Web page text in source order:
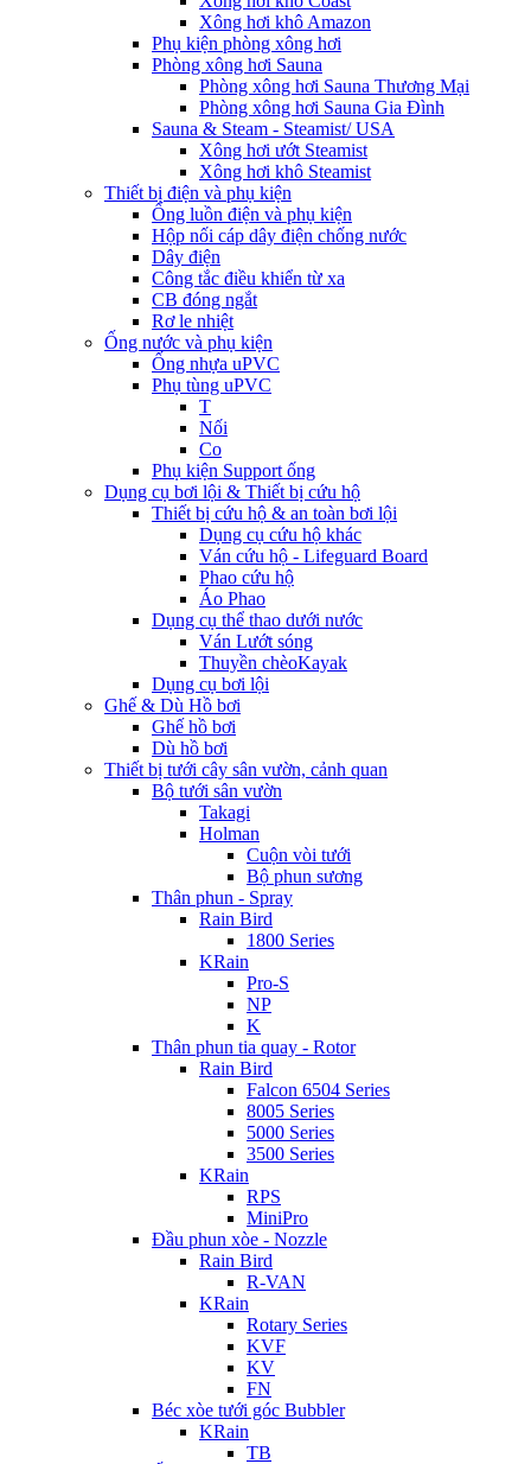
Xông hơi khô Amazon
Phụ kiện phòng xông hơi
Phòng xông hơi Sauna
Phòng xông hơi Sauna Thương Mại
Phòng xông hơi Sauna Gia Đình
Sauna & Steam - Steamist/ USA
Xông hơi ướt Steamist
Xông hơi khô Steamist
Thiết bị điện và phụ kiện
Ống luồn điện và phụ kiện
Hộp nối cáp dây điện chống nước
Dây điện
Công tắc điều khiển từ xa
CB đóng ngắt
Rơ le nhiệt
Ống nước và phụ kiện
Ống nhựa uPVC
Phụ tùng uPVC
T
Nối
Co
Phụ kiện Support ống
Dụng cụ bơi lội & Thiết bị cứu hộ
Thiết bị cứu hộ & an toàn bơi lội
Dụng cụ cứu hộ khác
Ván cứu hộ - Lifeguard Board
Phao cứu hộ
Áo Phao
Dụng cụ thể thao dưới nước
Ván Lướt sóng
Thuyền chèoKayak
Dụng cụ bơi lội
Ghế & Dù Hồ bơi
Ghế hồ bơi
Dù hồ bơi
Thiết bị tưới cây sân vườn, cảnh quan
Bộ tưới sân vườn
Takagi
Holman
Cuộn vòi tưới
Bộ phun sương
Thân phun - Spray
Rain Bird
1800 Series
KRain
Pro-S
NP
K
Thân phun tia quay - Rotor
Rain Bird
Falcon 6504 Series
8005 Series
5000 Series
3500 Series
KRain
RPS
MiniPro
Đầu phun xòe - Nozzle
Rain Bird
R-VAN
KRain
Rotary Series
KVF
KV
FN
Béc xòe tưới góc Bubbler
KRain
TB